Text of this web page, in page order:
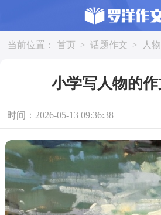
当前位置： 首页 > 话题作文 > 人
小学写人物的作
时间：2026-05-13 09:36:38